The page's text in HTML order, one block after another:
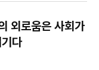
외로움은 사회가
다